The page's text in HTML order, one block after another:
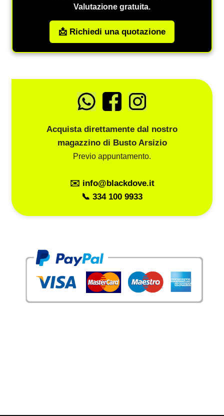
Valutazione gratuita.
📩 Richiedi una quotazione
Acquista direttamente dal nostro
magazzino di Busto Arsizio
Previo appuntamento.
✉️ info@blackdove.it
📞 334 100 9933